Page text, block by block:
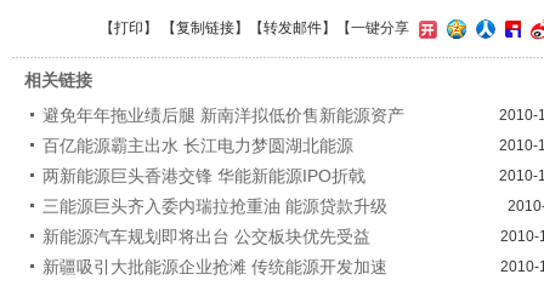
【打印 】 【复制链接】【转发邮件】 【一键分享
相关链接
避免年年拖业绩后腿 新南洋拟低价售新能源资产
2010-
百亿能源霸主出水 长江电力梦圆湖北能源 2010-
两新能源巨头香港交锋 华能新能源IPO折戟 2010-
三能源巨头齐入委内瑞拉抢重油 能源贷款升级
新能源汽车规划即将出台 公交板块优先受益 2010-
新疆吸引大批能源企业抢滩 传统能源开发加速 2010-